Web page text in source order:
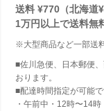
送料 ¥770（北海道
1万円以上で送料無
※大型商品など一部送
■佐川急便、日本郵便
おります。
■配達時間指定が可能
・午前中・12時〜14